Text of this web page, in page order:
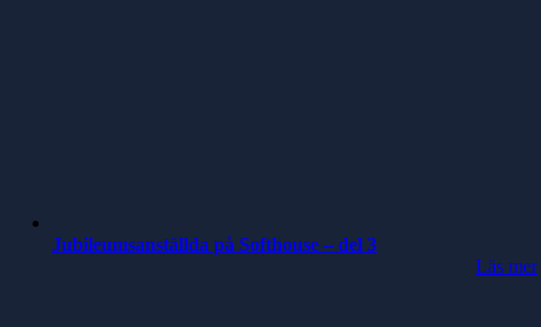
Jubileumsanställda på Softhouse – del 3
Läs mer